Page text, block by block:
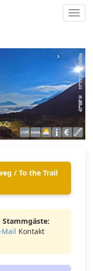
›
/ To the Trail
Stammgäste:
Mail Kontakt